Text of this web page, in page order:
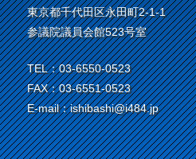
東京都千代田区永田町2-1-1
参議院議員会館523号室
TEL：03-6550-0523
FAX：03-6551-0523
E-mail：ishibashi@i484.jp